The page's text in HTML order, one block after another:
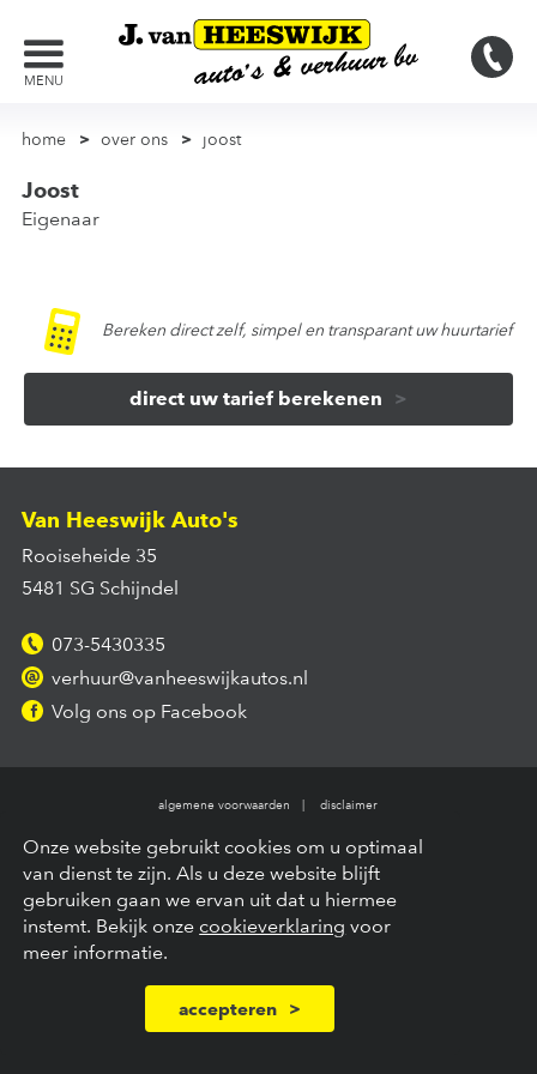
Onze website gebruikt cookies om u optimaal
van dienst te zijn. Als u deze website blijft
gebruiken gaan we ervan uit dat u hiermee
instemt. Bekijk onze cookieverklaring voor
meer informatie.
accepteren
MENU
home over ons joost
Joost
Eigenaar
Bereken direct zelf, simpel en transparant uw huurtarief
direct uw tarief berekenen
Van Heeswijk Auto's
Rooiseheide 35
5481 SG Schijndel
073-5430335
verhuur@vanheeswijkautos.nl
Volg ons op Facebook
algemene voorwaarden disclaimer
Copyright © 2026 – Van Heeswijk Auto's –VK